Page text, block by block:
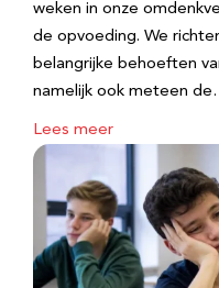
weken in onze
de opvoeding. We
belangrijke behoeften
namelijk ook meteen
Lees meer